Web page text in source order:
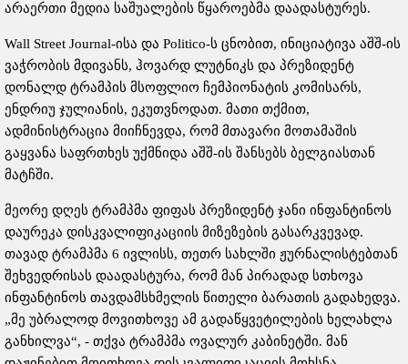
არაერთი მედია საშუალების წყაროებმა დაადასტურეს.
Wall Street Journal-ისა და Politico-ს ცნობით, ინიციატივა აშშ-ის
ვაჭრობის მდივანს, ჰოვარდ ლუტნიკს და პრეზიდენტ
დონალდ ტრამპის მსოფლიო ჩემპიონატის კომისარს,
ენდრიუ ჯულიანის, ეკუთვნოდათ. მათი თქმით,
ადმინისტრაცია მიიჩნევდა, რომ მთავარი მოთამაშის
გაყვანა საფრთხეს უქმნიდა აშშ-ის შანსებს ბელგიასთან
მატჩში.
მეორე დღეს ტრამპმა ფიფას პრეზიდენტ ჯანი ინფანტინოს
დაურეკა დისკვალიფიკაციის მიზეზების გასარკვევად.
თავად ტრამპმა 6 ივლისს, თეთრ სახლში ჟურნალისტებთან
შეხვედრისას დაადასტურა, რომ მან პირადად სთხოვა
ინფანტინოს თავდამსხმელის წითელი ბარათის გადახედვა.
„მე უბრალოდ მოვითხოვე ამ გადაწყვეტილების ხელახლა
განხილვა“, - თქვა ტრამპმა ოვალურ კაბინეტში. მან